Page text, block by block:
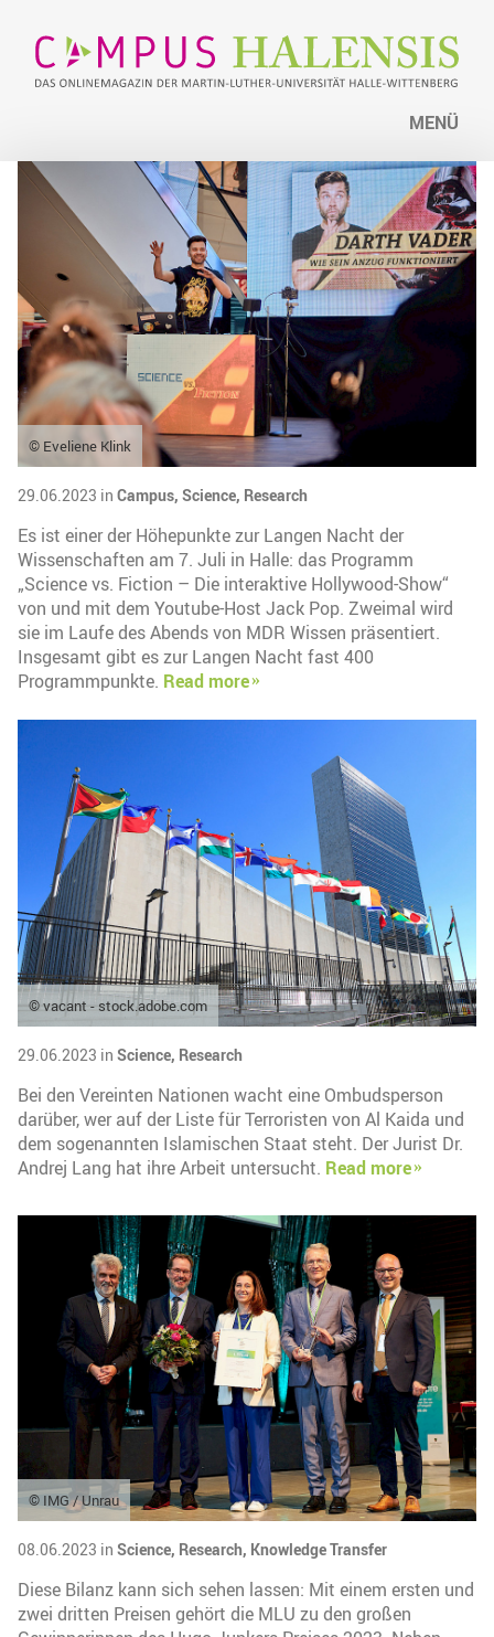
MENÜ
© Eveliene Klink
29.06.2023 in Campus, Science, Research
Es ist einer der Höhepunkte zur Langen Nacht der
Wissenschaften am 7. Juli in Halle: das Programm
„Science vs. Fiction – Die interaktive Hollywood-Show“
von und mit dem Youtube-Host Jack Pop. Zweimal wird
sie im Laufe des Abends von MDR Wissen präsentiert.
Insgesamt gibt es zur Langen Nacht fast 400
Programmpunkte. Read more
© vacant - stock.adobe.com
29.06.2023 in Science, Research
Bei den Vereinten Nationen wacht eine Ombudsperson
darüber, wer auf der Liste für Terroristen von Al Kaida und
dem sogenannten Islamischen Staat steht. Der Jurist Dr.
Andrej Lang hat ihre Arbeit untersucht. Read more
© IMG / Unrau
08.06.2023 in Science, Research, Knowledge Transfer
Diese Bilanz kann sich sehen lassen: Mit einem ersten und
zwei dritten Preisen gehört die MLU zu den großen